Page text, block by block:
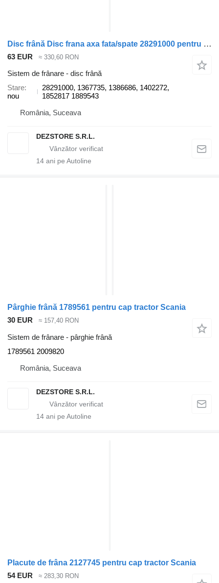
Disc frână Disc frana axa fata/spate 28291000 pentru cap tractor Scania MODEL R
63 EUR ≈ 330,60 RON
Sistem de frânare - disc frână
Stare
nou
28291000, 1367735, 1386686, 1402272,
1852817 1889543
România, Suceava
DEZSTORE S.R.L.
14 ani pe Autoline
Pârghie frână 1789561 pentru cap tractor Scania
30 EUR
≈ 157,40 RON
Sistem de frânare - pârghie frână
1789561 2009820
România, Suceava
DEZSTORE S.R.L.
14 ani pe Autoline
Placute de frâna 2127745 pentru cap tractor Scania
54 EUR
≈ 283,30 RON